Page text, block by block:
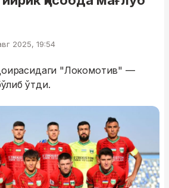
2025, 19:54
"Локомотив" —
ўтди.